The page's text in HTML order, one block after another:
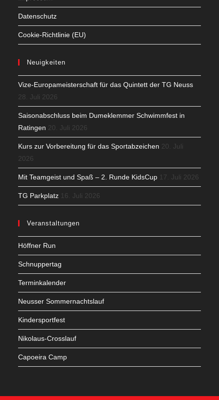
Datenschutz
Cookie-Richtlinie (EU)
Neuigkeiten
Vize-Europameisterschaft für das Quintett der TG Neuss
28. Juli 2026
Saisonabschluss beim Dumeklemmer Schwimmfest in
Ratingen 20. Juli 2026
Kurs zur Vorbereitung für das Sportabzeichen 20. Juli
2026
Mit Teamgeist und Spaß – 2. Runde KidsCup 17. Juli 2026
TG Parkplatz 16. Juli 2026
Veranstaltungen
Höffner Run
Schnuppertag
Terminkalender
Neusser Sommernachtslauf
Kindersportfest
Nikolaus-Crosslauf
Capoeira Camp